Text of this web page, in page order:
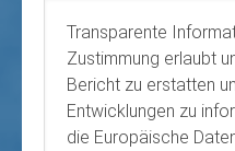
Transparente
Zustimmung erlaubt
Bericht zu erstatten
Entwicklungen zu
die Europäische